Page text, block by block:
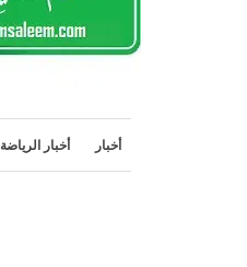
أخبار أخبار الرياضة